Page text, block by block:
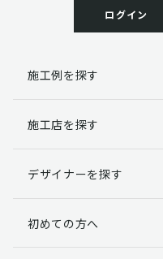
客様には、貴殿の個人
理・機密保持などにより
個人情報提出の任意
す。
らかじめご了承ください
ログイン
施工例を探す
施工店を探す
デザイナーを探す
初めての方へ